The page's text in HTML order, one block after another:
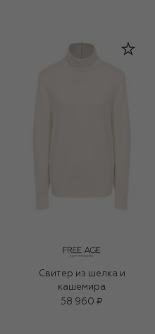
Свитер из шелка и
кашемира
58 960 ₽